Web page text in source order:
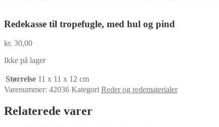
Redekasse til tropefugle, med hul og pind
kr. 30,00
Ikke på lager
Størrelse 11 x 11 x 12 cm
Varenummer: 42036 Kategori Reder og redematerialer
Relaterede varer